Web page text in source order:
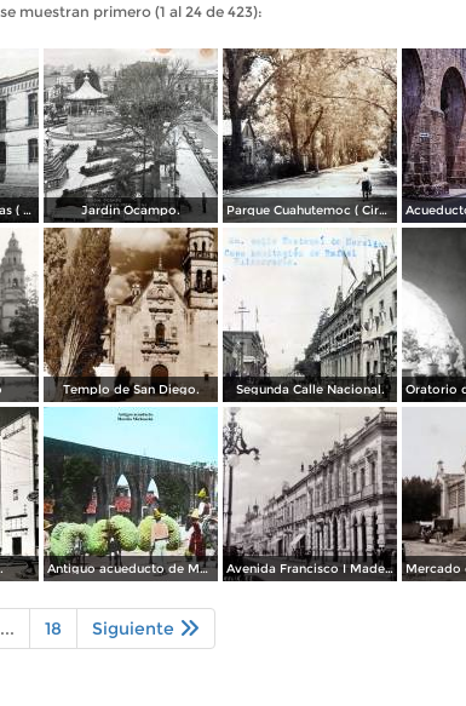
muestran primero (1 al 24 de 423):
Cuartel de Las Colonias ( Circulada el 1 de Abril de 1921 ). Jardin Ocampo. Parque Cuahutemoc ( Circulada el 24 de Junio de 1938 ).
Templo de San Diego. Segunda Calle Nacional.
Antiguo acueducto de Morelia Michoacán. Avenida Francisco I Madero. Mercado
... 18 Siguiente